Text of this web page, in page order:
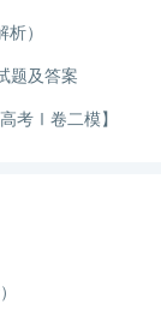
）
题及答案
考Ⅰ卷二模】